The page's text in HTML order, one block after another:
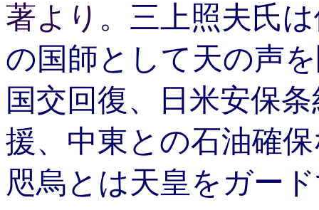
著より。 三上照夫氏
の国師として天の声
国交回復、日米安保
援、中東との石油確
咫烏とは天皇をガー